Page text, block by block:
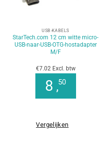
USB-KABELS
StarTech.com 12 cm witte micro-
USB-naar-USB-OTG-hostadapter
M/F
€7.02 Excl. btw
8 ,50
Vergelijken